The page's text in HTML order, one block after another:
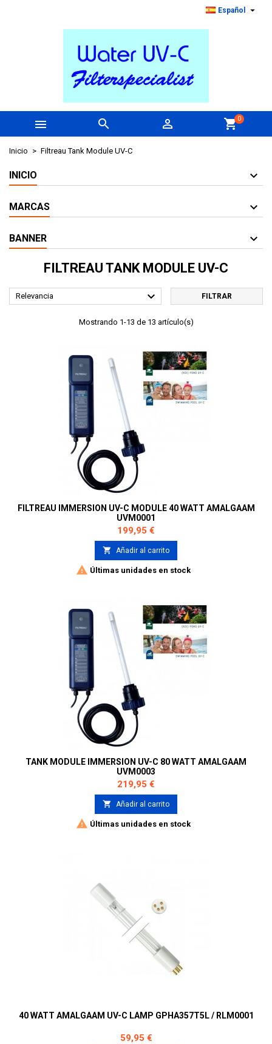
Español 
   shopping_cart0
Inicio Filtreau Tank Module UV-C
INICIO
MARCAS
BANNER
FILTREAU TANK MODULE UV-C
Relevancia  FILTRAR
Mostrando 1-13 de 13 artículo(s)
FILTREAU IMMERSION UV-C MODULE 40 WATT AMALGAAM
UVM0001
Precio
199,95 €
 Añadir al carrito
 Últimas unidades en stock
TANK MODULE IMMERSION UV-C 80 WATT AMALGAAM
UVM0003
Precio
219,95 €
 Añadir al carrito
 Últimas unidades en stock
40 WATT AMALGAAM UV-C LAMP GPHA357T5L / RLM0001
Precio
59,95 €